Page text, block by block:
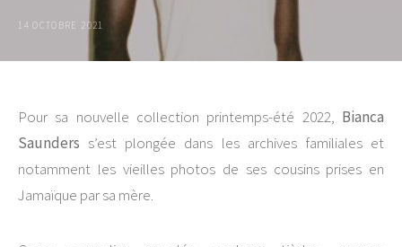
14 OCTOBRE 2021
Pour sa nouvelle collection printemps-été 2022, Bianca
Saunders s’est plongée dans les archives familiales et
notamment les vieilles photos de ses cousins prises en
Jamaïque par sa mère.